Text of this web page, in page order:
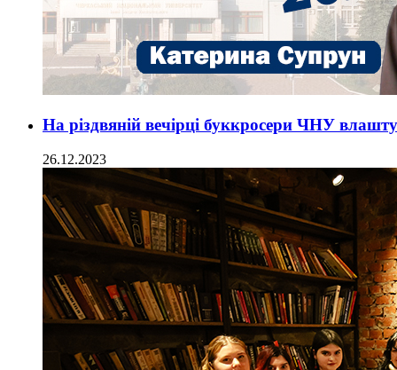
На різдвяній вечірці буккросери ЧНУ
26.12.2023